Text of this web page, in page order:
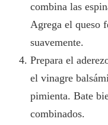
combina las
Agrega el queso
suavemente.
Prepara el
el vinagre
pimienta. Bate
combinados.